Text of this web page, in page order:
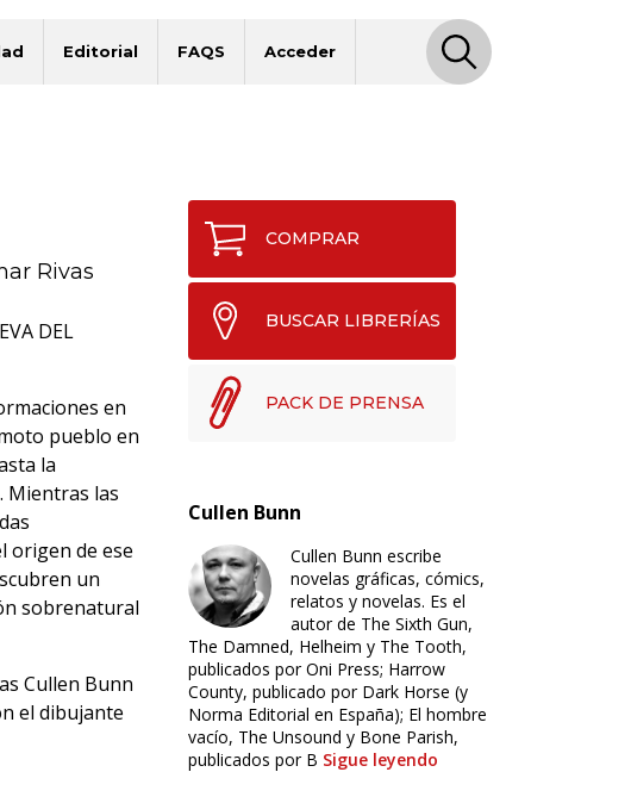
Editorial FAQS Acceder
Rivas
DEL
en
pueblo en
la
Mientras las
origen de ese
un
sobrenatural
Cullen Bunn
el dibujante
COMPRAR
BUSCAR LIBRERÍAS
PACK DE PRENSA
Cullen Bunn
Cullen Bunn escribe
novelas gráficas, cómics,
relatos y novelas. Es el
autor de The Sixth Gun,
The Damned, Helheim y The Tooth,
publicados por Oni Press; Harrow
County, publicado por Dark Horse (y
Norma Editorial en España); El hombre
vacío, The Unsound y Bone Parish,
publicados por B Sigue leyendo